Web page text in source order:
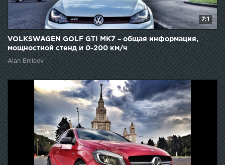
7:1
VOLKSWAGEN GOLF GTI MK7 – общая информация,
мощностной стенд и 0-200 км/ч
Alan Enileev